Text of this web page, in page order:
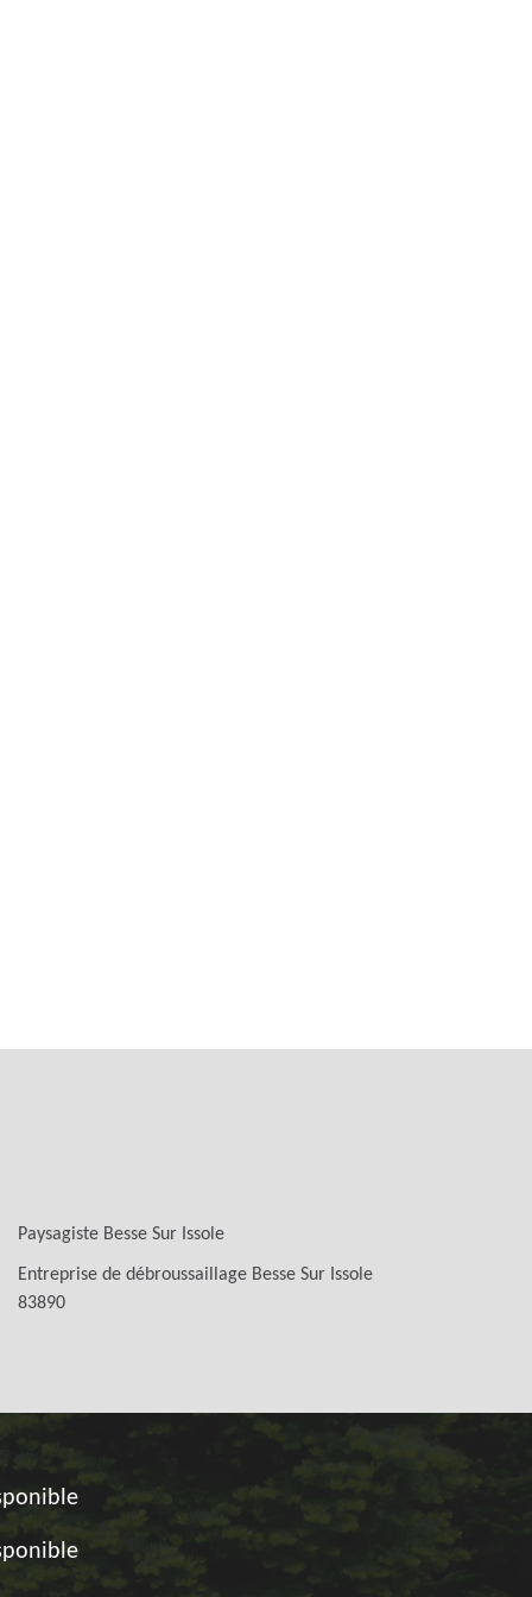
Paysagiste Besse Sur Issole
Entreprise de débroussaillage Besse Sur Issole
83890